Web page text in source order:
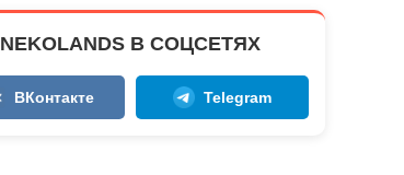
NEKOLANDS В СОЦСЕТЯХ
ВКонтакте Telegram